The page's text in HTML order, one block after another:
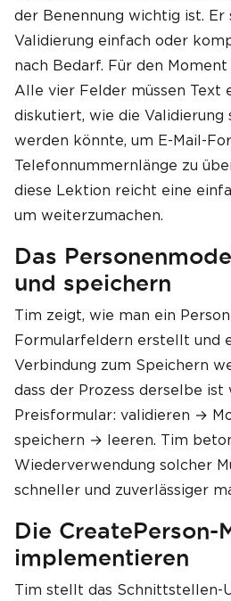
der Benennung wichtig ist. Er
Validierung einfach oder
nach Bedarf. Für den
Alle vier Felder müssen Text
diskutiert, wie die
werden könnte, um E-Mail-
Telefonnummernlänge zu
diese Lektion reicht eine
um weiterzumachen.
Das
und speichern
Tim zeigt, wie man ein
Formularfeldern erstellt und
Verbindung zum Speichern
dass der Prozess derselbe ist
Preisformular: validieren →
speichern → leeren. Tim
Wiederverwendung solcher
schneller und zuverlässiger
Die CreatePerson-
implementieren
Tim stellt das Schnittstellen-